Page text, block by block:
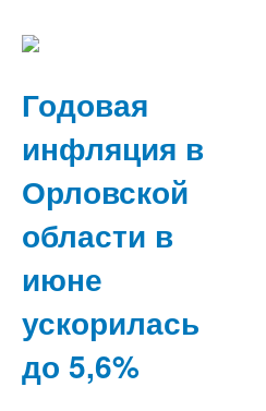
Годовая
инфляция в
Орловской
области в
июне
ускорилась
до 5,6%